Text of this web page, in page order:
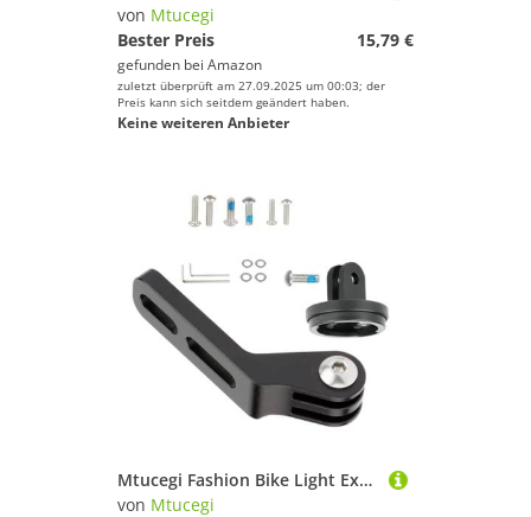
von Mtucegi
Bester Preis
15,79 €
gefunden bei Amazon
zuletzt überprüft am 27.09.2025 um 00:03; der
Preis kann sich seitdem geändert haben.
Keine weiteren Anbieter
Mtucegi Fashion Bike Light Extenders Fahrräder Lenker Vordermontage Für Actionkameras Und Radsportsicherung Freisetz Schneller Fahrradlichtkameramamerashalter
von Mtucegi